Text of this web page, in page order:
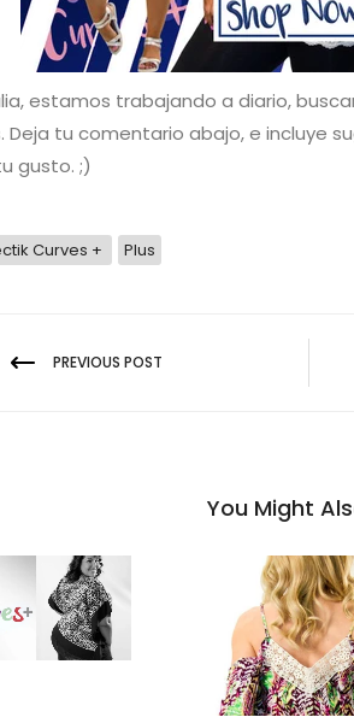
estamos trabajando a diario,
Deja tu comentario abajo, e incluye
gusto. ;)
Curves + Plus
PREVIOUS POST
You Might